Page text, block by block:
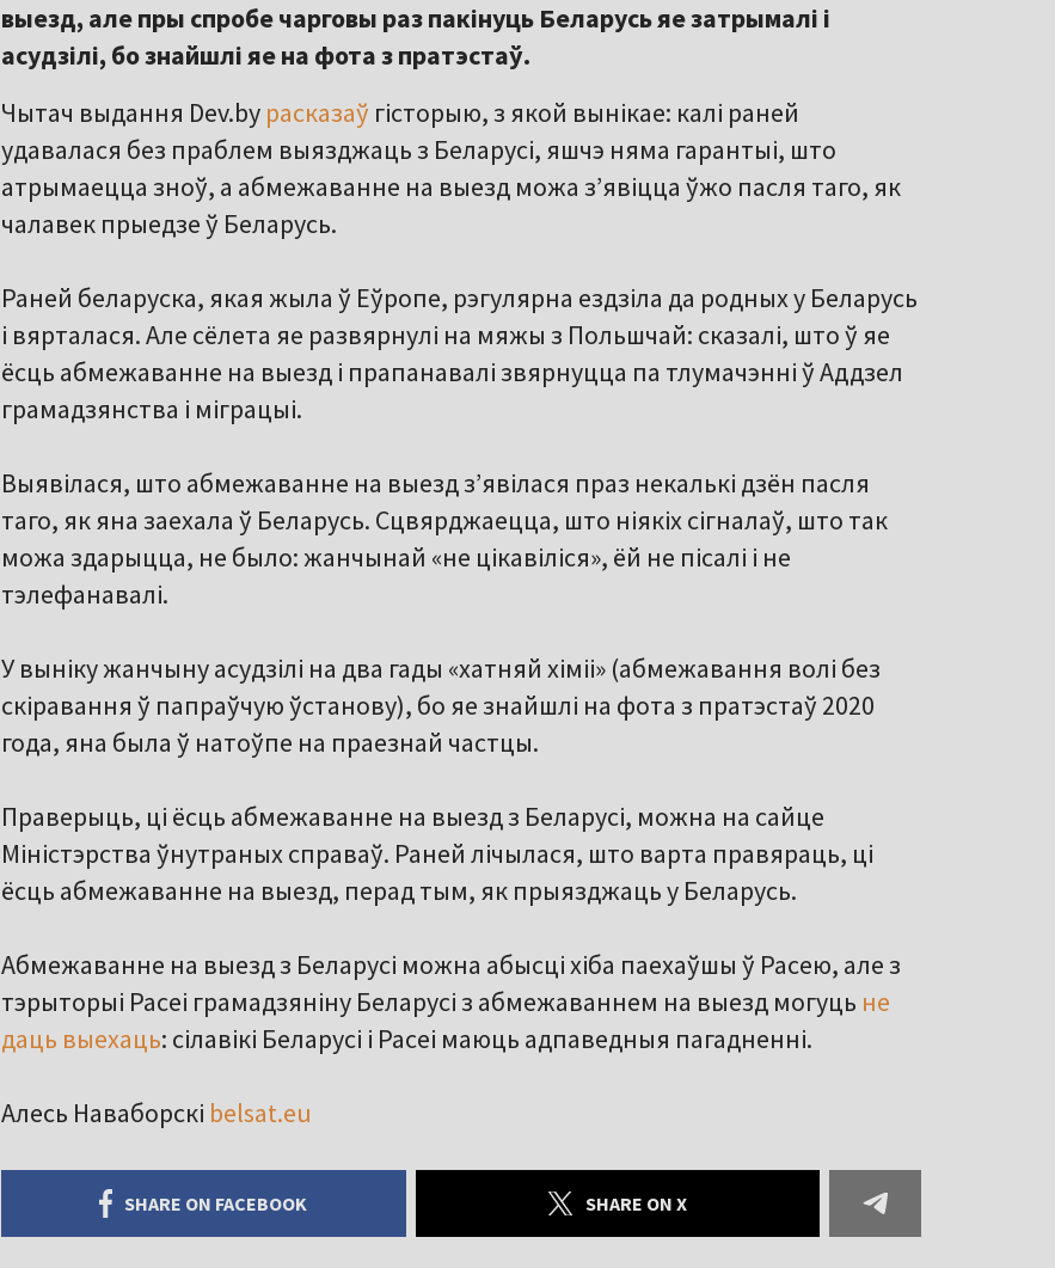
выезд, але пры спробе чарговы раз пакінуць Беларусь яе затрымалі і
асудзілі, бо знайшлі яе на фота з пратэстаў.
Чытач выдання Dev.by расказаў гісторыю, з якой вынікае: калі раней
удавалася без праблем выязджаць з Беларусі, яшчэ няма гарантыі, што
атрымаецца зноў, а абмежаванне на выезд можа з’явіцца ўжо пасля таго, як
чалавек прыедзе ў Беларусь.
Раней беларуска, якая жыла ў Еўропе, рэгулярна ездзіла да родных у Беларусь
і вярталася. Але сёлета яе развярнулі на мяжы з Польшчай: сказалі, што ў яе
ёсць абмежаванне на выезд і прапанавалі звярнуцца па тлумачэнні ў Аддзел
грамадзянства і міграцыі.
Выявілася, што абмежаванне на выезд з’явілася праз некалькі дзён пасля
таго, як яна заехала ў Беларусь. Сцвярджаецца, што ніякіх сігналаў, што так
можа здарыцца, не было: жанчынай «не цікавіліся», ёй не пісалі і не
тэлефанавалі.
У выніку жанчыну асудзілі на два гады «хатняй хіміі» (абмежавання волі без
скіравання ў папраўчую ўстанову), бо яе знайшлі на фота з пратэстаў 2020
года, яна была ў натоўпе на праезнай частцы.
Праверыць, ці ёсць абмежаванне на выезд з Беларусі, можна на сайце
Міністэрства ўнутраных справаў. Раней лічылася, што варта правяраць, ці
ёсць абмежаванне на выезд, перад тым, як прыязджаць у Беларусь.
Абмежаванне на выезд з Беларусі можна абысці хіба паехаўшы ў Расею, але з
тэрыторыі Расеі грамадзяніну Беларусі з абмежаваннем на выезд могуць не
даць выехаць: сілавікі Беларусі і Расеі маюць адпаведныя пагадненні.
Алесь Наваборскі belsat.eu
SHARE ON FACEBOOK SHARE ON X